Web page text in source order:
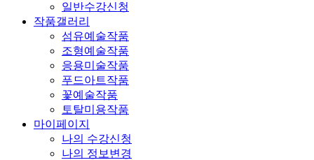
일반수강신청
작품갤러리
섬유예술작품
조형예술작품
응용미술작품
푸드아트작품
꽃예술작품
토탈미용작품
마이페이지
나의 수강신청
나의 정보변경